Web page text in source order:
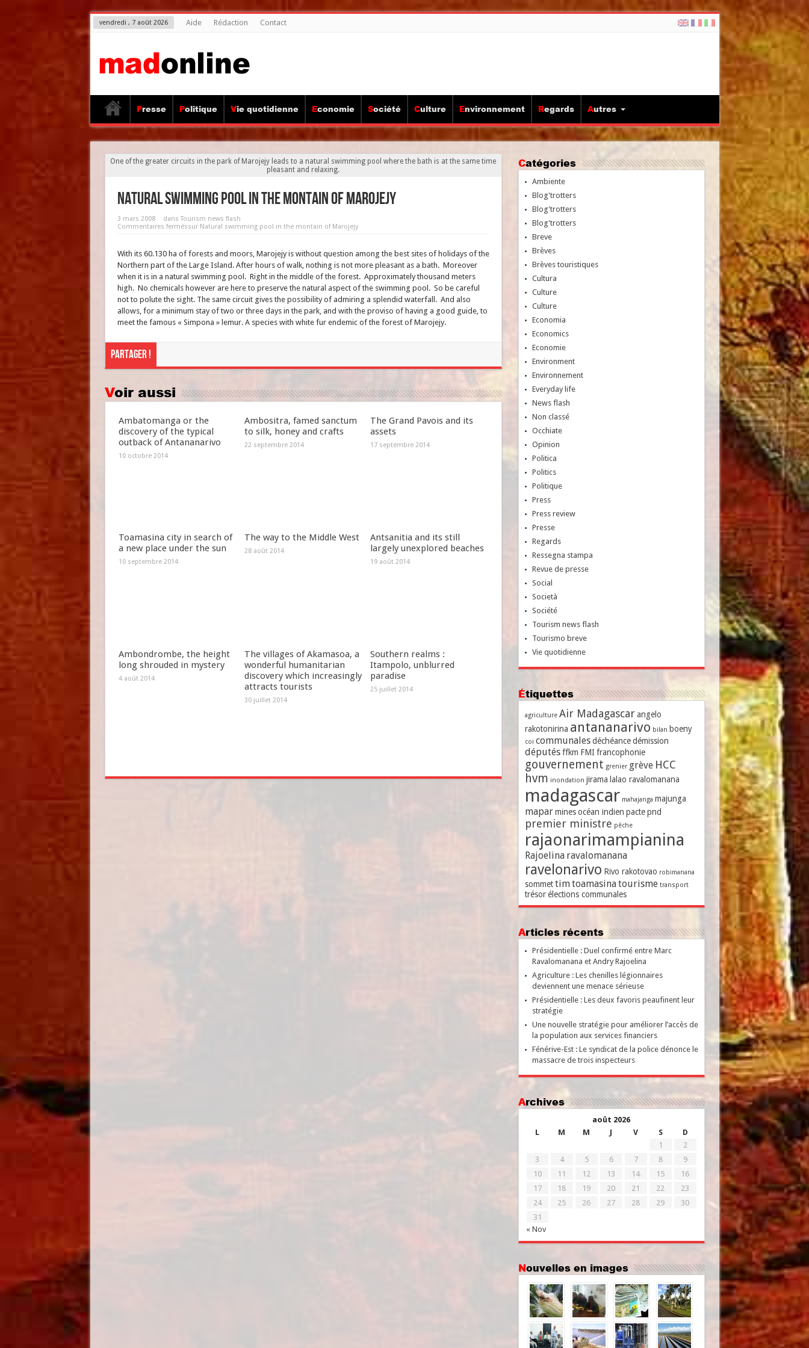
vendredi , 7 août 2026 Aide Rédaction Contact
Presse Politique Vie quotidienne Economie Société Culture Environnement Regards Autres
One of the greater circuits in the park of Marojejy leads to a natural swimming pool where the bath is at the same time
pleasant and relaxing.
Natural swimming pool in the montain of Marojejy
3 mars 2008 dansTourism news flash
Commentaires ferméssur Natural swimming pool in the montain of Marojejy
With its 60.130 ha of forests and moors, Marojejy is without question among the best sites of holidays of the
Northern part of the Large Island. After hours of walk, nothing is not more pleasant as a bath. Moreover
when it is in a natural swimming pool. Right in the middle of the forest. Approximately thousand meters
high. No chemicals however are here to preserve the natural aspect of the swimming pool. So be careful
not to polute the sight. The same circuit gives the possibility of admiring a splendid waterfall. And also
allows, for a minimum stay of two or three days in the park, and with the proviso of having a good guide, to
meet the famous « Simpona » lemur. A species with white fur endemic of the forest of Marojejy.
Partager !
Voir aussi
Ambatomanga or the
discovery of the typical
outback of Antananarivo
10 octobre 2014
Ambositra, famed sanctum
to silk, honey and crafts
22 septembre 2014
The Grand Pavois and its
assets
17 septembre 2014
Toamasina city in search of
a new place under the sun
10 septembre 2014
The way to the Middle West
28 août 2014
Antsanitia and its still
largely unexplored beaches
19 août 2014
Ambondrombe, the height
long shrouded in mystery
4 août 2014
The villages of Akamasoa, a
wonderful humanitarian
discovery which increasingly
attracts tourists
30 juillet 2014
Southern realms :
Itampolo, unblurred
paradise
25 juillet 2014
Catégories
Ambiente
Blog'trotters
Blog'trotters
Blog'trotters
Breve
Brèves
Brèves touristiques
Cultura
Culture
Culture
Economia
Economics
Economie
Environment
Environnement
Everyday life
News flash
Non classé
Occhiate
Opinion
Politica
Politics
Politique
Press
Press review
Presse
Regards
Ressegna stampa
Revue de presse
Social
Società
Société
Tourism news flash
Tourismo breve
Vie quotidienne
Étiquettes
agriculture Air Madagascar angelo
rakotonirina antananarivo bilan boeny
coi communales déchéance démission
députés ffkm FMI francophonie
gouvernement grenier grève HCC
hvm inondation jirama lalao ravalomanana
madagascar mahajanga majunga
mapar mines océan indien pacte pnd
premier ministre pêche
rajaonarimampianina
Rajoelina ravalomanana
ravelonarivo Rivo rakotovao robimanana
sommet timtoamasinatourisme transport
trésor élections communales
Articles récents
Présidentielle : Duel confirmé entre Marc
Ravalomanana et Andry Rajoelina
Agriculture : Les chenilles légionnaires
deviennent une menace sérieuse
Présidentielle : Les deux favoris peaufinent leur
stratégie
Une nouvelle stratégie pour améliorer l’accès de
la population aux services financiers
Fénérive-Est : Le syndicat de la police dénonce le
massacre de trois inspecteurs
Archives
août 2026
L
M M J V S D
« Nov
1
2
3
4 5 6 7 8
9
10
11 12 13 14 15
16
17
18 19 20 21 22
23
24
25 26 27 28 29
30
31
Nouvelles en images